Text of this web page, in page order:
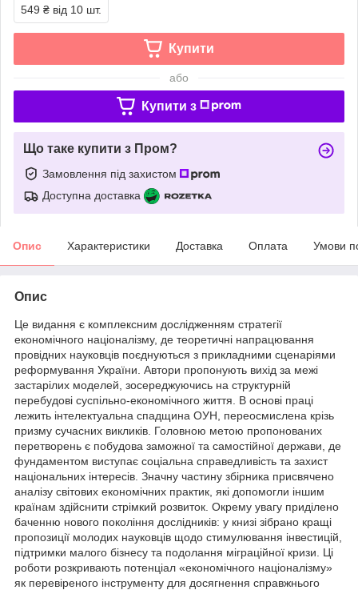
549 ₴ від 10 шт.
Купити
або
Купити з
Що таке купити з Пром?
Замовлення під захистом
Доступна доставка
Опис Характеристики Доставка Оплата Умови
Опис
Це видання є комплексним дослідженням стратегії
економічного націоналізму, де теоретичні напрацювання
провідних науковців поєднуються з прикладними сценаріями
реформування України. Автори пропонують вихід за межі
застарілих моделей, зосереджуючись на структурній
перебудові суспільно-економічного життя. В основі праці
лежить інтелектуальна спадщина ОУН, переосмислена крізь
призму сучасних викликів. Головною метою пропонованих
перетворень є побудова заможної та самостійної держави, де
фундаментом виступає соціальна справедливість та захист
національних інтересів. Значну частину збірника присвячено
аналізу світових економічних практик, які допомогли іншим
країнам здійснити стрімкий розвиток. Окрему увагу приділено
баченню нового покоління дослідників: у книзі зібрано кращі
пропозиції молодих науковців щодо стимулювання інвестицій,
підтримки малого бізнесу та подолання міграційної кризи. Ці
роботи розкривають потенціал «економічного націоналізму»
як перевіреного інструменту для досягнення справжнього